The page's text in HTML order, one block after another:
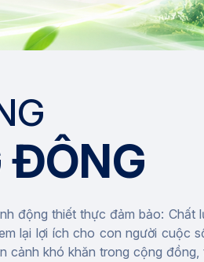
ĐÔNG
động thiết thực đảm bảo: Chất
lại lợi ích cho con người cuộc
cảnh khó khăn trong cộng đồng,